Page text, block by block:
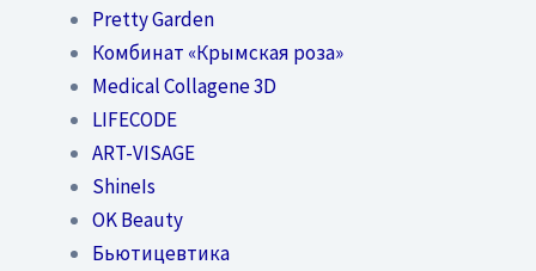
Pretty Garden
Комбинат «Крымская роза»
Medical Collagene 3D
LIFECODE
ART-VISAGE
ShineIs
OK Beauty
Бьютицевтика